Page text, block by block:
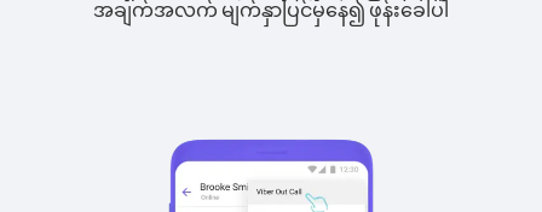
အချက်အလက် မျက်နှာပြင်မှနေ၍ ဖုန်းခေါ်ပါ